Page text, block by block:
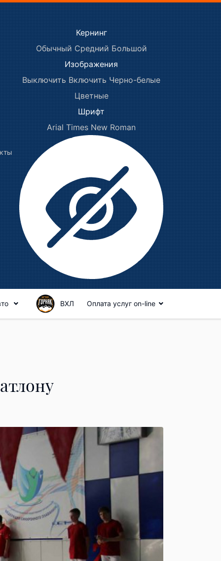
Кернинг
Обычный Средний Большой
Изображения
Выключить Включить Черно-белые
Цветные
Шрифт
Arial Times New Roman
ВХЛ Оплата услуг on-line